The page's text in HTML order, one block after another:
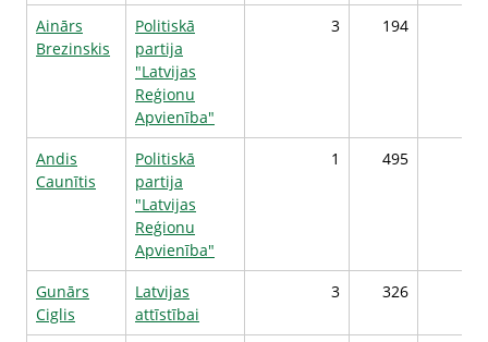
Ainārs
Brezinskis
Politiskā
partija
"Latvijas
Reģionu
Apvienība"
3 194
Andis
Caunītis
Politiskā
partija
"Latvijas
Reģionu
Apvienība"
1 495
Gunārs
Ciglis
Latvijas
attīstībai
3 326